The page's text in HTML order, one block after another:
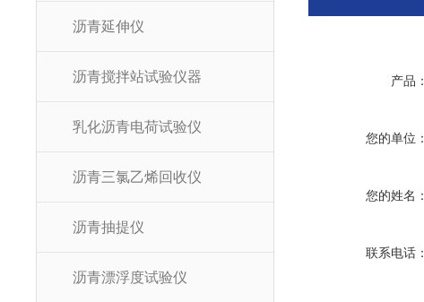
沥青延伸仪
沥青搅拌站试验仪器
乳化沥青电荷试验仪
沥青三氯乙烯回收仪
沥青抽提仪
沥青漂浮度试验仪
产品：
您的单位：
您的姓名：
联系电话：